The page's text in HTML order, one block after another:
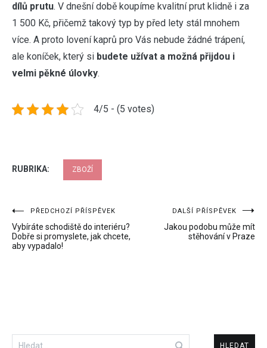
dílů prutu. V dnešní době koupíme kvalitní prut klidně i za
1 500 Kč, přičemž takový typ by před lety stál mnohem
více. A proto lovení kaprů pro Vás nebude žádné trápení,
ale koníček, který si budete užívat a možná přijdou i
velmi pěkné úlovky.
4/5 - (5 votes)
RUBRIKA: ZBOŽÍ
Navigace
pro
PŘEDCHOZÍ PŘÍSPĚVEK
Vybíráte schodiště do interiéru?
Dobře si promyslete, jak chcete,
aby vypadalo!
DALŠÍ PŘÍSPĚVEK
Jakou podobu může mít
stěhování v Praze
Vyhledávání